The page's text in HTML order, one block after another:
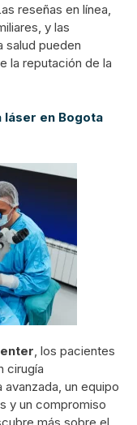
reseñas en línea,
y las
salud pueden
la reputación de la
en Bogota
, los pacientes
cirugía
un equipo
y un compromiso